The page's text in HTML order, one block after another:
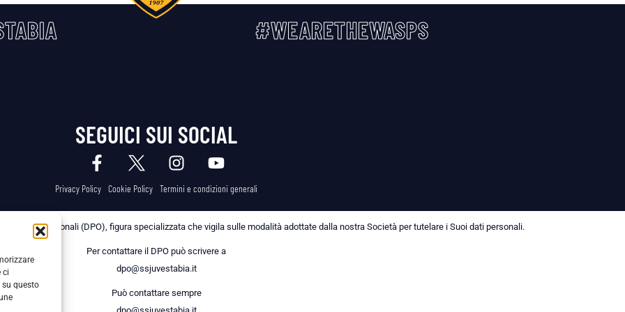
ci
questo
#WEARETHEWASPS
SEGUICI SUI SOCIAL
Privacy Policy Cookie Policy Termini e condizioni generali
dei Dati Personali (DPO), figura specializzata che vigila sulle modalità adottate dalla nostra Società per tutelare i Suoi dati personali.
Per contattare il DPO può scrivere a
dpo@ssjuvestabia.it
Può contattare sempre